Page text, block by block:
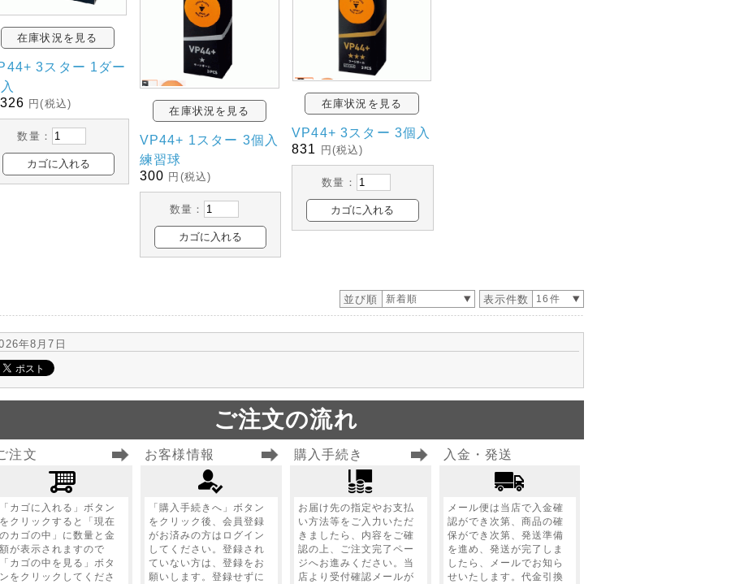
在庫状況を見る
3スター 1ダー
円(税込)
数量：
在庫状況を見る
VP44+ 1スター 3個入
練習球
300 円(税込)
数量：
在庫状況を見る
VP44+ 3スター 3個入
831
円(税込)
数量：
並び順 新着順 表示件数 16件
年8月7日
ご注文の流れ
注文
「カゴに入れる」ボタン
をクリックすると「現在
のカゴの中」に数量と金
額が表示されますので
「カゴの中を見る」ボタ
ンをクリックしてくださ
お客様情報
「購入手続きへ」ボタン
をクリック後、会員登録
がお済みの方はログイン
してください。登録され
ていない方は、登録をお
願いします。登録せずに
購入手続き
お届け先の指定やお支払
い方法等をご入力いただ
きましたら、内容をご確
認の上、ご注文完了ペー
ジへお進みください。当
店より受付確認メールが
入金・発送
メール便は当店で入金確
認ができ次第、商品の確
保ができ次第、発送準備
を進め、発送が完了しま
したら、メールでお知ら
せいたします。代金引換